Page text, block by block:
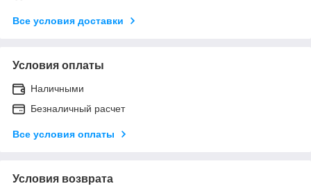
Все условия доставки
Условия оплаты
Наличными
Безналичный расчет
Все условия оплаты
Условия возврата